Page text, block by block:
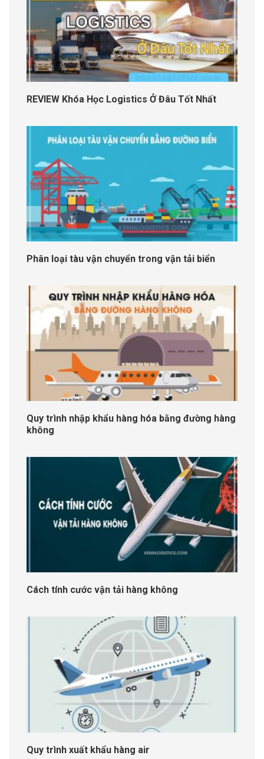
REVIEW Khóa Học Logistics Ở Đâu Tốt Nhất
Phân loại tàu vận chuyển trong vận tải biển
Quy trình nhập khẩu hàng hóa bằng đường hàng
không
Cách tính cước vận tải hàng không
Quy trình xuất khẩu hàng air